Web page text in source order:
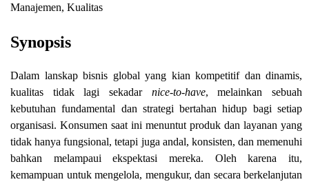
Manajemen, Kualitas
Synopsis
Dalam lanskap bisnis global yang kian kompetitif dan dinamis,
kualitas tidak lagi sekadar nice-to-have, melainkan sebuah
kebutuhan fundamental dan strategi bertahan hidup bagi setiap
organisasi. Konsumen saat ini menuntut produk dan layanan yang
tidak hanya fungsional, tetapi juga andal, konsisten, dan memenuhi
bahkan melampaui ekspektasi mereka. Oleh karena itu,
kemampuan untuk mengelola, mengukur, dan secara berkelanjutan